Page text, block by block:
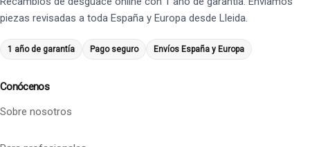
piezas revisadas a toda España y Europa desde Lleida.
1 año de garantía Pago seguro Envíos España y Europa
Conócenos
Sobre nosotros